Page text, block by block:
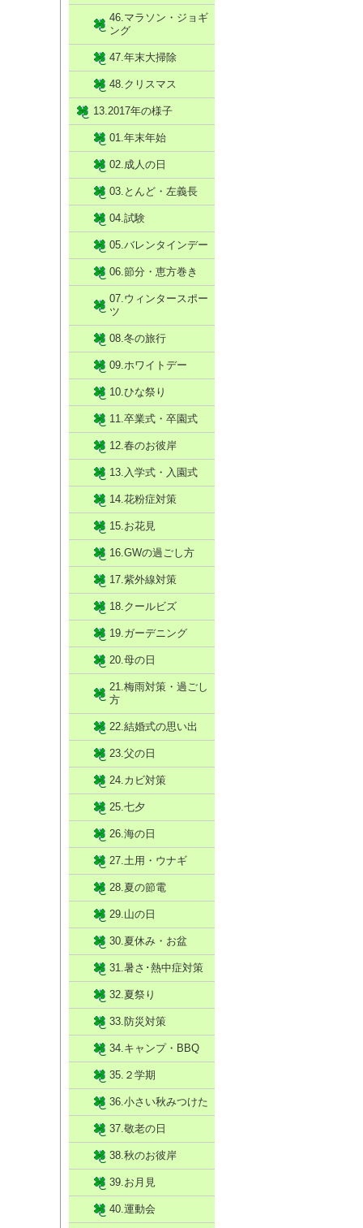
46.マラソン・ジョギ
ング
47.年末大掃除
48.クリスマス
13.2017年の様子
01.年末年始
02.成人の日
03.とんど・左義長
04.試験
05.バレンタインデー
06.節分・恵方巻き
07.ウィンタースポー
ツ
08.冬の旅行
09.ホワイトデー
10.ひな祭り
11.卒業式・卒園式
12.春のお彼岸
13.入学式・入園式
14.花粉症対策
15.お花見
16.GWの過ごし方
17.紫外線対策
18.クールビズ
19.ガーデニング
20.母の日
21.梅雨対策・過ごし
方
22.結婚式の思い出
23.父の日
24.カビ対策
25.七夕
26.海の日
27.土用・ウナギ
28.夏の節電
29.山の日
30.夏休み・お盆
31.暑さ･熱中症対策
32.夏祭り
33.防災対策
34.キャンプ・BBQ
35.２学期
36.小さい秋みつけた
37.敬老の日
38.秋のお彼岸
39.お月見
40.運動会